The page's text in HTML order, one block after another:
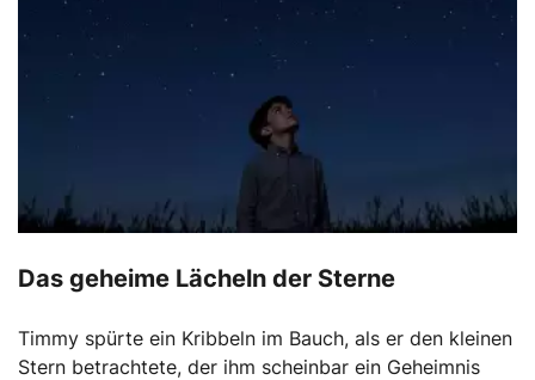
Das geheime Lächeln der Sterne
Timmy spürte ein Kribbeln im Bauch, als er den kleinen
Stern betrachtete, der ihm scheinbar ein Geheimnis